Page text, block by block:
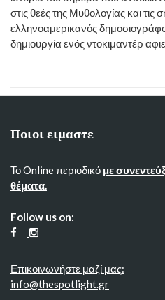
στις θεές της Μυθολογίας και
ελληνοαμερικανός
δημιουργία ενός ντοκιμαντέρ
Ποιοι ειμαστε
Το Online περιοδικό με
θέματα.
Follow us on:
Επικοινωνήστε μαζί μας:
info@thespotlight.gr